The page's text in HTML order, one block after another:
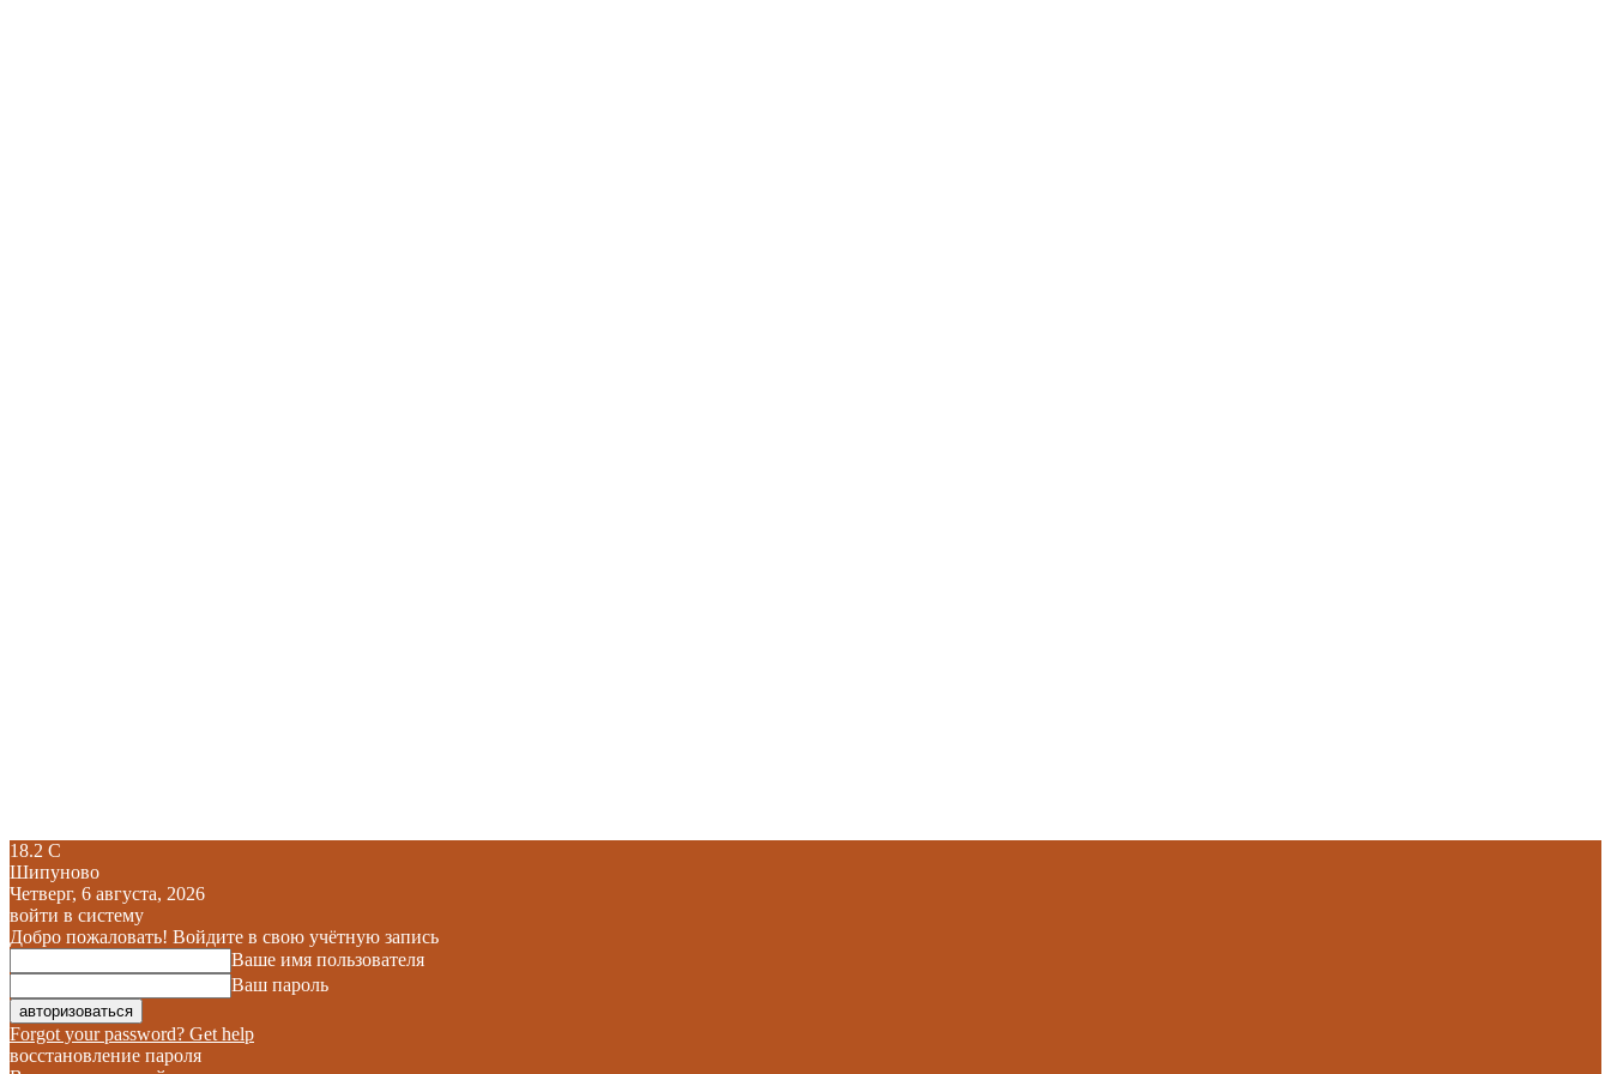
18.2 C
Шипуново
Четверг, 6 августа, 2026
войти в систему
Добро пожаловать! Войдите в свою учётную запись
Ваше имя пользователя
Ваш пароль
Forgot your password? Get help
восстановление пароля